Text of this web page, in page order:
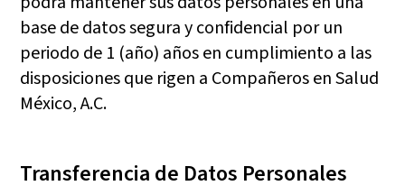
base de datos segura y confidencial por un
periodo de 1 (año) años en cumplimiento a las
disposiciones que rigen a Compañeros en Salud
México, A.C.
Transferencia de Datos Personales